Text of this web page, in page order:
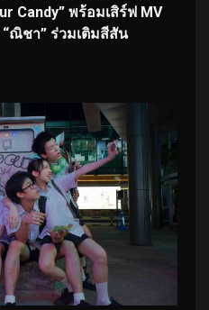
Candy” พร้อมเสิร์ฟ MV
“ณิชา” ร่วมเติมสีสัน